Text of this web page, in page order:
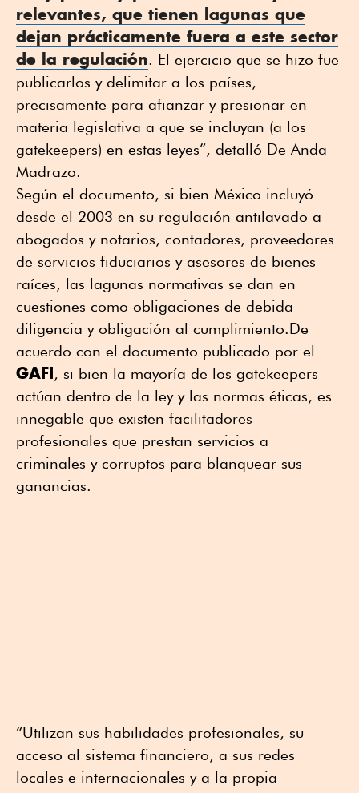
relevantes, que tienen lagunas que
dejan prácticamente fuera a este sector
de la regulación. El ejercicio que se hizo fue
publicarlos y delimitar a los países,
precisamente para afianzar y presionar en
materia legislativa a que se incluyan (a los
gatekeepers) en estas leyes”, detalló De Anda
Madrazo.
Según el documento, si bien México incluyó
desde el 2003 en su regulación antilavado a
abogados y notarios, contadores, proveedores
de servicios fiduciarios y asesores de bienes
raíces, las lagunas normativas se dan en
cuestiones como obligaciones de debida
diligencia y obligación al cumplimiento.De
acuerdo con el documento publicado por el
GAFI, si bien la mayoría de los gatekeepers
actúan dentro de la ley y las normas éticas, es
innegable que existen facilitadores
profesionales que prestan servicios a
criminales y corruptos para blanquear sus
ganancias.
“Utilizan sus habilidades profesionales, su
acceso al sistema financiero, a sus redes
locales e internacionales y a la propia